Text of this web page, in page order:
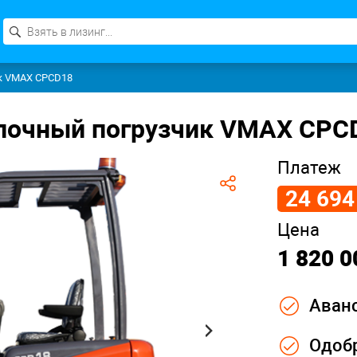
CPCD18
CPCD18
погрузчик VMAX
Платеж
24
Цена
1 820